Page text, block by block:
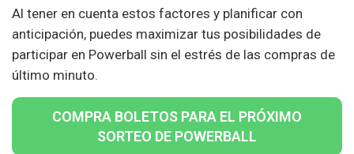
Al tener en cuenta estos factores y planificar con
anticipación, puedes maximizar tus posibilidades de
participar en Powerball sin el estrés de las compras de
último minuto.
COMPRA BOLETOS PARA EL PRÓXIMO
SORTEO DE POWERBALL